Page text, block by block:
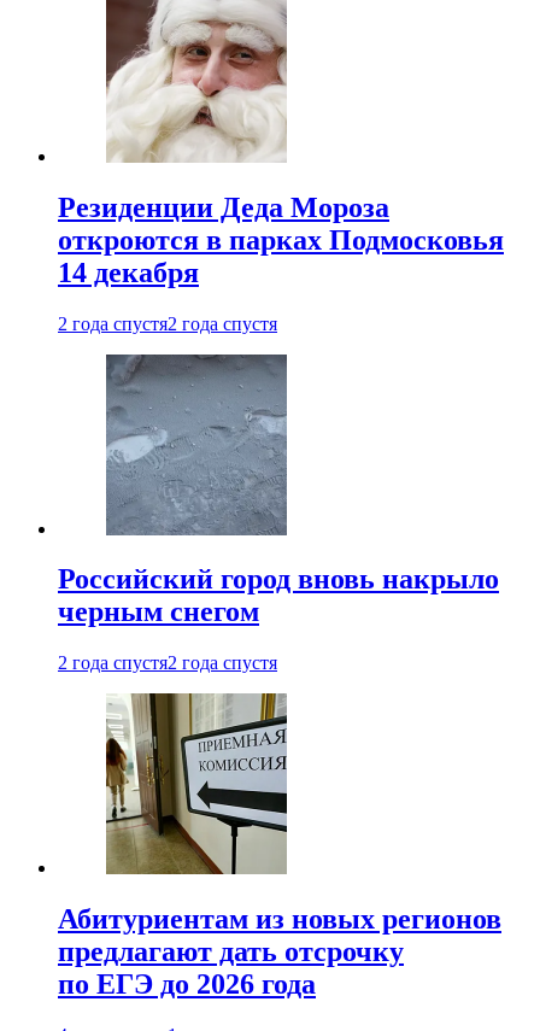
Резиденции Деда Мороза
откроются в парках Подмосковья
14 декабря
2 года спустя2 года спустя
Российский город вновь накрыло
черным снегом
2 года спустя2 года спустя
Абитуриентам из новых регионов
предлагают дать отсрочку
по ЕГЭ до 2026 года